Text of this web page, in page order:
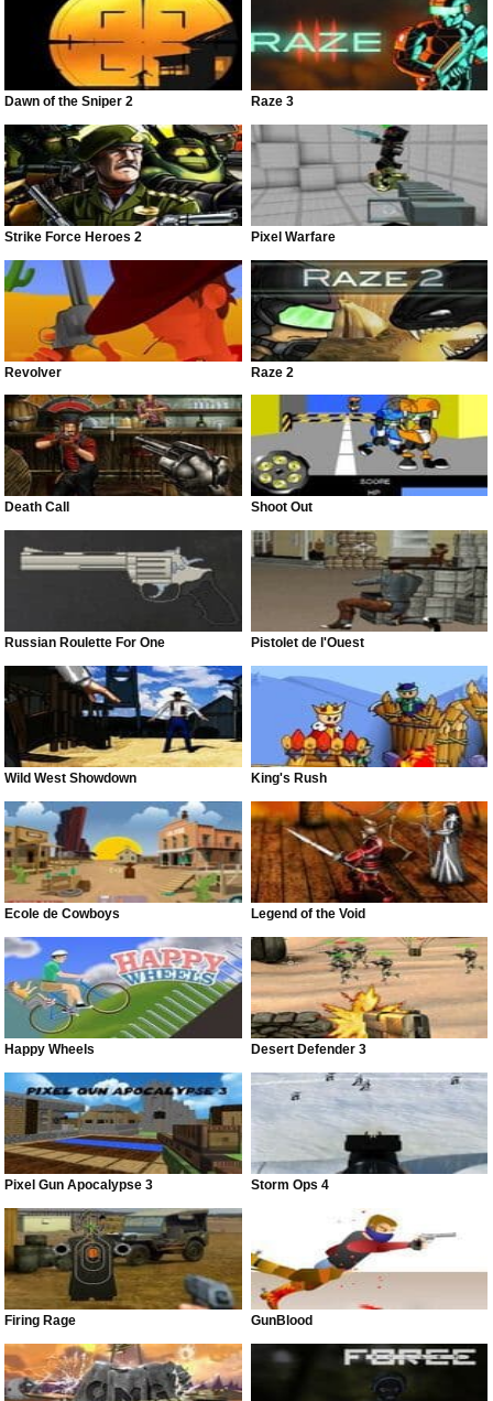
Dawn of the Sniper 2 Raze 3
Strike Force Heroes 2 Pixel Warfare
Revolver Raze 2
Death Call Shoot Out
Russian Roulette For One Pistolet de l'Ouest
Wild West Showdown King's Rush
École de Cowboys Legend of the Void
Happy Wheels Desert Defender 3
Pixel Gun Apocalypse 3 Storm Ops 4
Firing Rage GunBlood